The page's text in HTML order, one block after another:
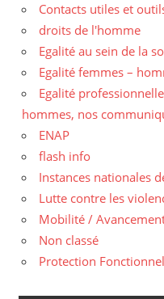
Contacts utiles et
droits de l'homme
Egalité au sein de la
Egalité femmes –
Egalité
hommes, nos
ENAP
flash info
Instances nationales
Lutte contre les
Mobilité /
Non classé
Protection